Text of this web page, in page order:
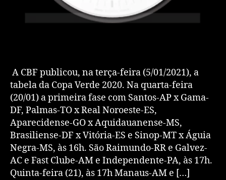
A CBF publicou, na terça-feira (5/01/2021), a
tabela da Copa Verde 2020. Na quarta-feira
(20/01) a primeira fase com Santos-AP x Gama-
DF, Palmas-TO x Real Noroeste-ES,
Aparecidense-GO x Aquidauanense-MS,
Brasiliense-DF x Vitória-ES e Sinop-MT x Águia
Negra-MS, às 16h. São Raimundo-RR e Galvez-
AC e Fast Clube-AM e Independente-PA, às 17h.
Quinta-feira (21), às 17h Manaus-AM e […]